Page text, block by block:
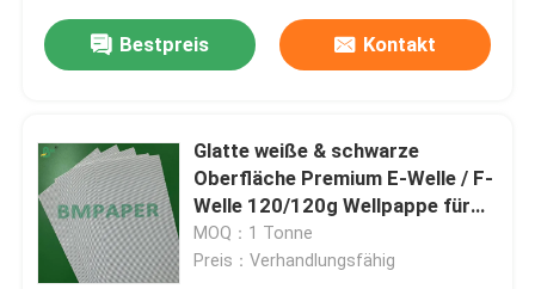
Startseite
Produkte
Über uns
Bestpreis Kontakt
Glatte weiße & schwarze
Oberfläche Premium E-Welle / F-
Welle 120/120g Wellpappe für
Luxusverpackungen, POS-
Displays, Stanzverpackungen
MOQ：1 Tonne
Preis：Verhandlungsfähig